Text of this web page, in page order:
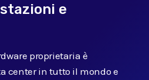
e
proprietaria è
center in tutto il mondo e